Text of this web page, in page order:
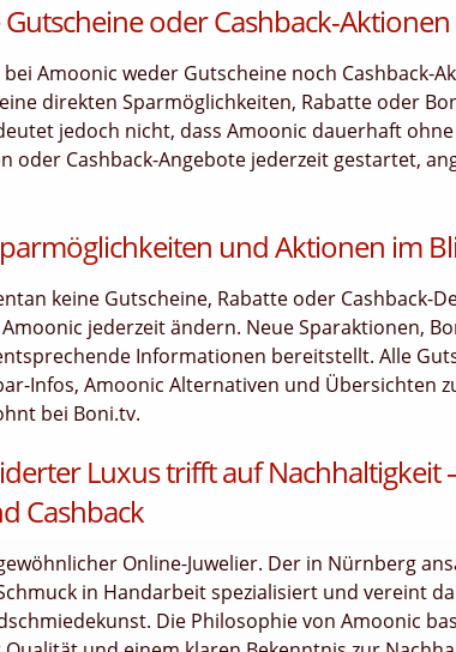
oder Cashback-
Amoonic weder Gutscheine noch Cashback-
direkten Sparmöglichkeiten, Rabatte oder
jedoch nicht, dass Amoonic dauerhaft
oder Cashback-Angebote jederzeit gestartet,
und Aktionen im
keine Gutscheine, Rabatte oder Cashback-
jederzeit ändern. Neue Sparaktionen,
Informationen bereitstellt. Alle
Infos, Amoonic Alternativen und Übersichten
bei Boni.tv.
Luxus trifft auf Nachhaltigkeit
Cashback
Online-Juwelier. Der in Nürnberg
in Handarbeit spezialisiert und vereint
Die Philosophie von Amoonic